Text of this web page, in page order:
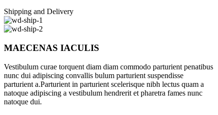
Shipping and Delivery
MAECENAS IACULIS
Vestibulum curae torquent diam diam commodo parturient penatibus
nunc dui adipiscing convallis bulum parturient suspendisse
parturient a.Parturient in parturient scelerisque nibh lectus quam a
natoque adipiscing a vestibulum hendrerit et pharetra fames nunc
natoque dui.